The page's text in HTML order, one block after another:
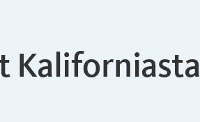
Kaliforniasta